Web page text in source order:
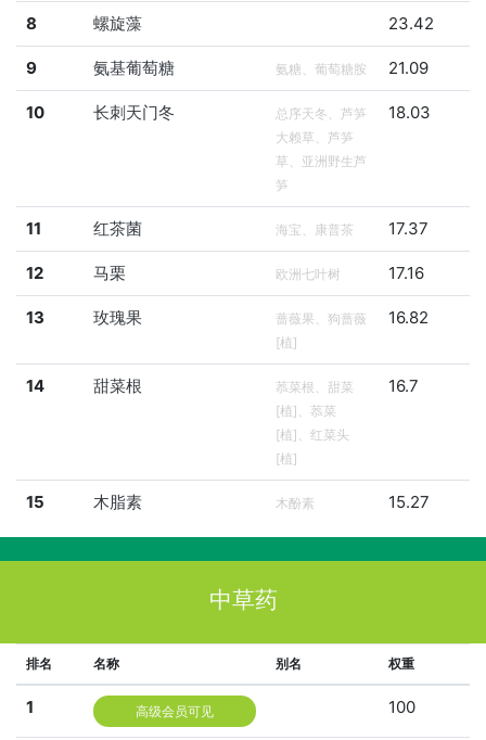
8 螺旋藻 23.42
9 氨基葡萄糖 氨糖、葡萄糖胺 21.09
10 长刺天门冬
总序天冬、芦笋
大赖草、芦笋
草、亚洲野生芦
笋
18.03
11 红茶菌 海宝、康普茶 17.37
12 马栗 欧洲七叶树 17.16
13 玫瑰果
蔷薇果、狗蔷薇
[植]
16.82
14 甜菜根
菾菜根、甜菜
[植]、菾菜
[植]、红菜头
[植]
16.7
15 木脂素 木酚素 15.27
中草药
排名 名称 别名 权重
1 高级会员可见 100